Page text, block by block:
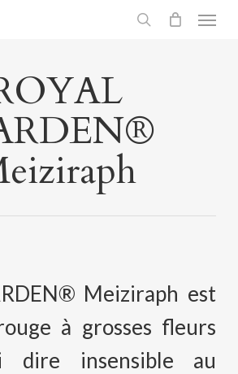
Menu
Meiziraph est
à grosses fleurs
dire insensible au